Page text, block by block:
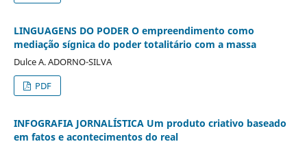
LINGUAGENS DO PODER O empreendimento como
mediação sígnica do poder totalitário com a massa
Dulce A. ADORNO-SILVA
PDF
INFOGRAFIA JORNALÍSTICA Um produto criativo baseado
em fatos e acontecimentos do real